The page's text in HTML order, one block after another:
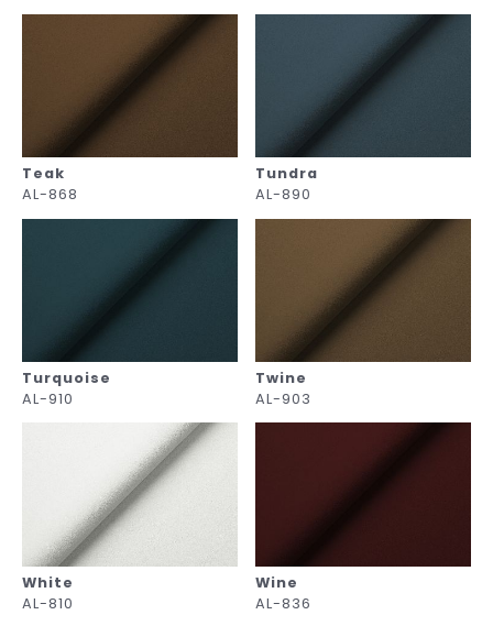
Teak
AL-868
Tundra
AL-890
Turquoise
AL-910
Twine
AL-903
White
AL-810
Wine
AL-836